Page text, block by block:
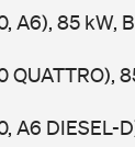
A6), 85 kW,
QUATTRO),
A6 DIESEL-